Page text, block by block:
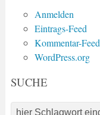
Anmelden
Eintrags-Feed
Kommentar-Feed
WordPress.org
SUCHE